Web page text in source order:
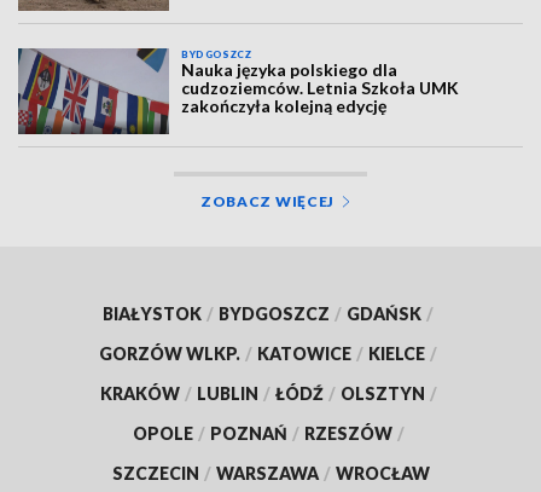
BYDGOSZCZ
Nauka języka polskiego dla
cudzoziemców. Letnia Szkoła UMK
zakończyła kolejną edycję
ZOBACZ WIĘCEJ
BIAŁYSTOK / BYDGOSZCZ / GDAŃSK /
GORZÓW WLKP. / KATOWICE / KIELCE /
KRAKÓW / LUBLIN / ŁÓDŹ / OLSZTYN /
OPOLE / POZNAŃ / RZESZÓW /
SZCZECIN / WARSZAWA / WROCŁAW